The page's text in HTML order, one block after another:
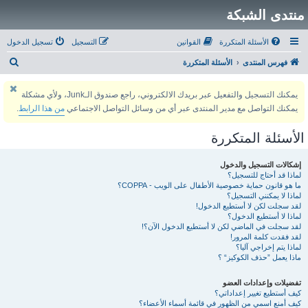
منتدى الشبكة
الأسئلة المتكررة القوانين تسجيل الدخول التسجيل
فهرس المنتدى الأسئلة المتكررة
يمكنك التسجيل والتفعيل عبر بريدك الالكتروني، راجع صندوق الـJunk، ولأي مشكلة
يمكنك التواصل مع مدير المنتدى عبر أي من وسائل التواصل الاجتماعي من هذا الرابط.
الأسئلة المتكررة
إشكالات التسجيل والدخول
لماذا قد أحتاج للتسجيل؟
ما هو قانون حماية خصوصية الأطفال على الويب - COPPA؟
لماذا لا يمكنني التسجيل؟
لقد سجلت لكن لا أستطيع الدخول!
لماذا لا أستطيع الدخول؟
لقد سجلت في الماضي لكن لا أستطيع الدخول الآن؟!
لقد فقدت كلمة المرور!
لماذا يتم إخراجي آليا؟
ماذا يعمل ”حذف الكوكيز“ ؟
تفضيلات وإعدادات العضو
كيف أستطيع تغيير إعداداتي؟
كيف أمنع اسمي من الظهور في قائمة أسماء الأعضاء؟